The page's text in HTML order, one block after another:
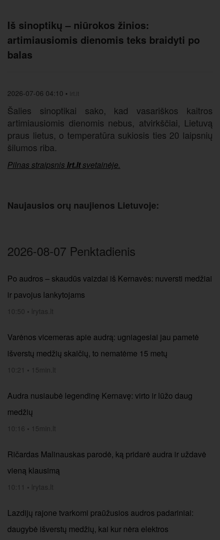
Iš sinoptikų – niūrokos žinios:
artimiausiomis dienomis teks braidyti po
balas
2026-07-06 04:10 • lrt.lt
Šalies sinoptikai sako, kad vasariškos kaitros
artimiausiomis dienomis nebus, atvirkščiai, Lietuvą
praus lietus, o temperatūra sukiosis ties 20 laipsnių
šilumos riba.
Pilnas straipsnis lrt.ltsvetainėje.
Naujausios orų naujienos Lietuvoje:
2026-08-07 Penktadienis
Po audros – skaudūs vaizdai iš Kernavės: nuversti medžiai
ir pavojus lankytojams
10:50 • lrytas.lt
Varėnos vicemeras apie audrą: ugniagesiai jau pametė
išverstų medžių skaičių, to nematėme 15 metų
10:21 • 15min.lt
Audra nusiaubė legendinę Kernavę: virto ir lūžo daug
medžių
10:16 • 15min.lt
Ričardas Malinauskas parodė, ką pridarė audra ir uždavė
vieną klausimą
10:11 • lrytas.lt
Lazdijų rajone tvarkomi praūžusios audros padariniai:
daugybė išverstų medžių, kai kur nėra elektros